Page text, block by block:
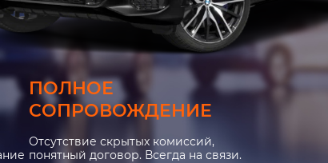
ПОЛНОЕ
СОПРОВОЖДЕНИЕ
Отсутствие скрытых комиссий,
понятный договор. Всегда на связи.